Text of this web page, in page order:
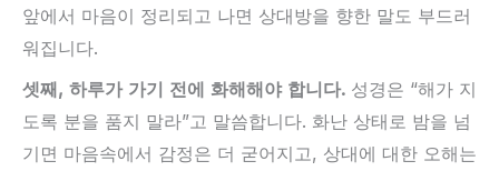
앞에서 마음이 정리되고 나면 상대방을 향한 말도 부드러
워집니다.
셋째, 하루가 가기 전에 화해해야 합니다. 성경은 “해가 지
도록 분을 품지 말라”고 말씀합니다. 화난 상태로 밤을 넘
기면 마음속에서 감정은 더 굳어지고, 상대에 대한 오해는